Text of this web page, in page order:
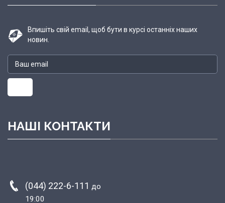
Впишіть свій email, щоб бути в курсі останніх наших
новин.
НАШІ КОНТАКТИ
(044) 222-6-111 до
19:00